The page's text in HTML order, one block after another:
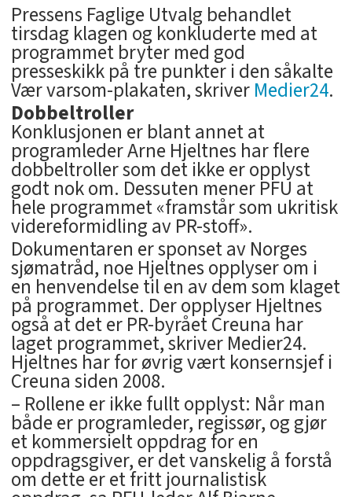
Pressens Faglige Utvalg behandlet
tirsdag klagen og konkluderte med at
programmet bryter med god
presseskikk på tre punkter i den såkalte
Vær varsom-plakaten, skriverMedier24.
Dobbeltroller
Konklusjonen er blant annet at
programleder Arne Hjeltnes har flere
dobbeltroller som det ikke er opplyst
godt nok om. Dessuten mener PFU at
hele programmet «framstår som ukritisk
videreformidling av PR-stoff».
Dokumentaren er sponset av Norges
sjømatråd, noe Hjeltnes opplyser om i
en henvendelse til en av dem som klaget
på programmet. Der opplyser Hjeltnes
også at det er PR-byrået Creuna har
laget programmet, skriver Medier24.
Hjeltnes har for øvrig vært konsernsjef i
Creuna siden 2008.
– Rollene er ikke fullt opplyst: Når man
både er programleder, regissør, og gjør
et kommersielt oppdrag for en
oppdragsgiver, er det vanskelig å forstå
om dette er et fritt journalistisk